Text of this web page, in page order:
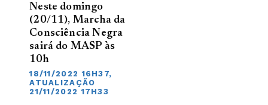
Neste domingo
(20/11), Marcha da
Consciência Negra
sairá do MASP às
10h
18/11/2022 16H37,
ATUALIZAÇÃO
21/11/2022 17H33